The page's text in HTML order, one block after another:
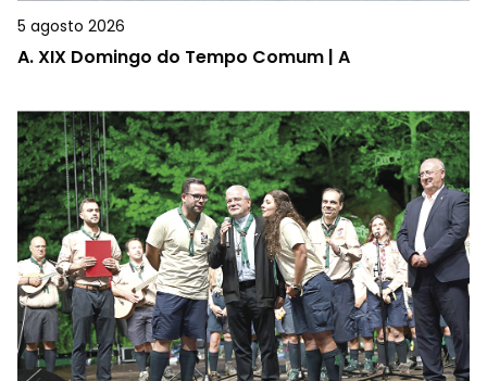
5 agosto 2026
A.XIX Domingo do Tempo Comum | A